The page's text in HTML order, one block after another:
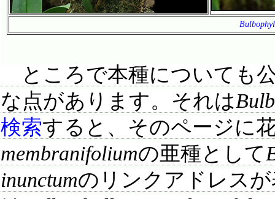
ところで本種についても
な点があります。それは
検索すると、そのページに
membranifoliumの亜種として
inunctumのリンクアドレス